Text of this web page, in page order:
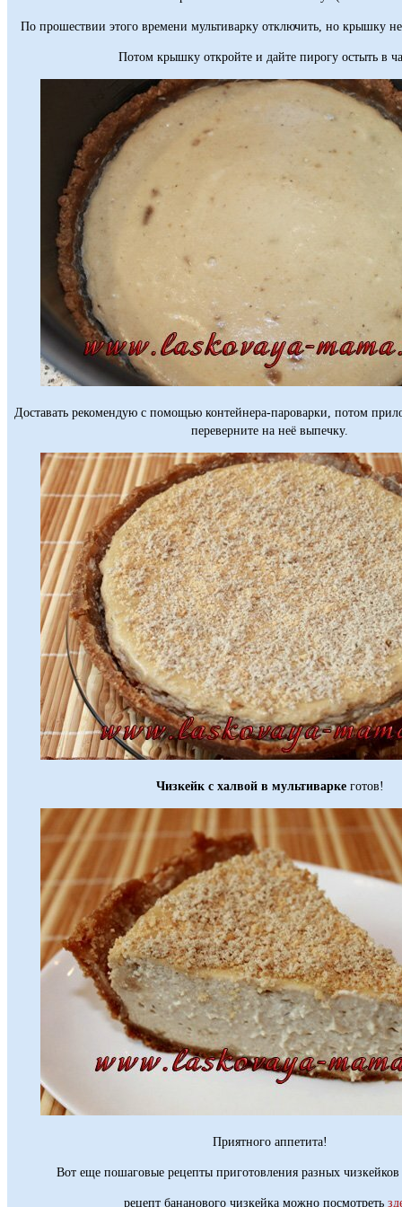
По прошествии этого времени мультиварку отключить, но крышку
Потом крышку откройте и дайте пирогу остыть в
Доставать рекомендую с помощью контейнера-пароварки, потом
переверните на неё выпечку.
Чизкейк с халвой в мультиваркеготов!
Приятного аппетита!
Вот еще пошаговые рецепты приготовления разных чизкейков
рецепт бананового чизкейка можно посмотреть